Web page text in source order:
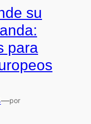
su
para
—por